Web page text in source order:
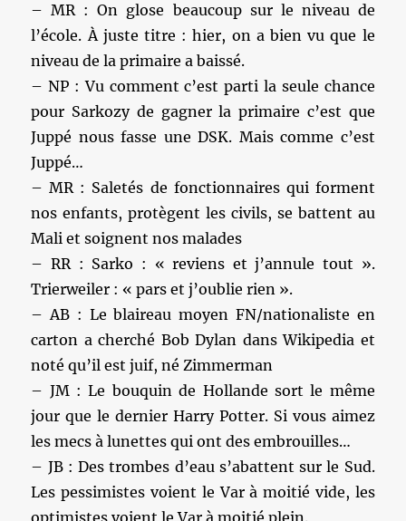
– MR : On glose beaucoup sur le niveau de
l’école. À juste titre : hier, on a bien vu que le
niveau de la primaire a baissé.
– NP : Vu comment c’est parti la seule chance
pour Sarkozy de gagner la primaire c’est que
Juppé nous fasse une DSK. Mais comme c’est
Juppé…
– MR : Saletés de fonctionnaires qui forment
nos enfants, protègent les civils, se battent au
Mali et soignent nos malades
– RR : Sarko : « reviens et j’annule tout ».
Trierweiler : « pars et j’oublie rien ».
– AB : Le blaireau moyen FN/nationaliste en
carton a cherché Bob Dylan dans Wikipedia et
noté qu’il est juif, né Zimmerman
– JM : Le bouquin de Hollande sort le même
jour que le dernier Harry Potter. Si vous aimez
les mecs à lunettes qui ont des embrouilles…
– JB : Des trombes d’eau s’abattent sur le Sud.
Les pessimistes voient le Var à moitié vide, les
optimistes voient le Var à moitié plein.